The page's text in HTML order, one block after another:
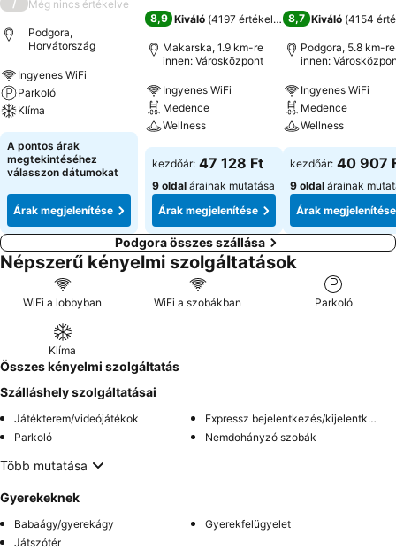
/ Még nincs értékelve
Podgora,
Horvátország
Ingyenes WiFi
Parkoló
Klíma
A pontos árak
megtekintéséhez
válasszon dátumokat
Árak megjelenítése
8,9 Kiváló (4197 értékelés)
Makarska, 1.9 km-re
innen: Városközpont
Ingyenes WiFi
Medence
Wellness
kezdőár: 47 128 Ft
9 oldal árainak mutatása
Árak megjelenítése
8,7 Kiváló (4154
Podgora, 5.8 km-re
innen:
Ingyenes WiFi
Medence
Wellness
kezdőár: 40 907
9 oldal árainak
Árak megjelenítése
Podgora összes szállása
Népszerű kényelmi szolgáltatások
WiFi a lobbyban WiFi a szobákban Parkoló
Klíma
Összes kényelmi szolgáltatás
Szálláshely szolgáltatásai
Játékterem/videójátékok
Expressz bejelentkezés/kijelentkezés
Parkoló
Nemdohányzó szobák
Több mutatása
Gyerekeknek
Babaágy/gyerekágy
Gyerekfelügyelet
Játszótér